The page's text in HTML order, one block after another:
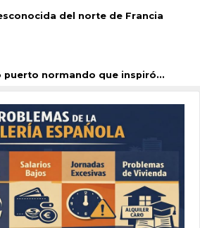
del norte de Francia
puerto normando que inspiró...